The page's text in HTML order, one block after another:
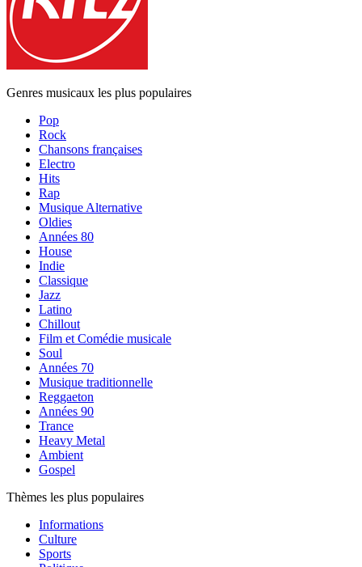
Genres musicaux les plus populaires
Pop
Rock
Chansons françaises
Electro
Hits
Rap
Musique Alternative
Oldies
Années 80
House
Indie
Classique
Jazz
Latino
Chillout
Film et Comédie musicale
Soul
Années 70
Musique traditionnelle
Reggaeton
Années 90
Trance
Heavy Metal
Ambient
Gospel
Thèmes les plus populaires
Informations
Culture
Sports